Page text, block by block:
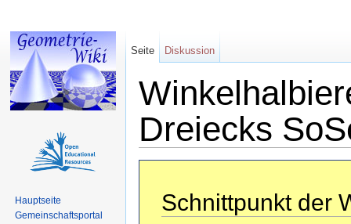
Dreiecks
Schnittpunkt der
Seite Diskussion
Hauptseite
Gemeinschaftsportal